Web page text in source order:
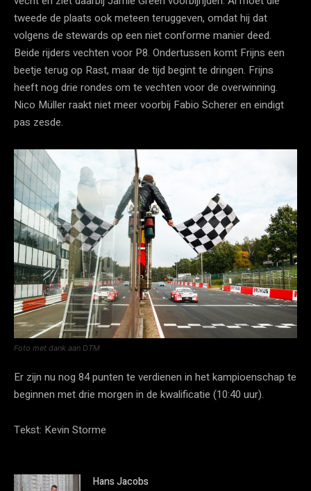
tweede de plaats ook meteen teruggeven, omdat hij dat
volgens de stewards op een niet conforme manier deed.
Beide rijders vechten voor P8. Ondertussen komt Frijns een
beetje terug op Rast, maar de tijd begint te dringen. Frijns
heeft nog drie rondes om te vechten voor de overwinning.
Nico Müller raakt niet meer voorbij Fabio Scherer en eindigt
pas zesde.
Foto met dank aan DTM
Er zijn nu nog 84 punten te verdienen in het kampioenschap te
beginnen met drie morgen in de kwalificatie (10:40 uur).
Tekst: Kevin Storme
Hans Jacobs